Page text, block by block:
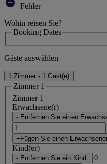
Fehler
Wohin reisen Sie?
Booking Dates
Gäste auswählen
1 Zimmer - 1 Gäst(e)
Zimmer 1
Zimmer 1
Erwachsene(r)
- Entfernen Sie einen
+Fügen Sie einen
Kind(er)
- Entfernen Sie ein Kind